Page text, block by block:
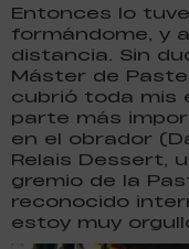
Entonces lo
formándome, y
distancia. Sin
Máster de
cubrió toda mis
parte más
en el obrador
Relais Dessert,
gremio de la
reconocido
estoy muy